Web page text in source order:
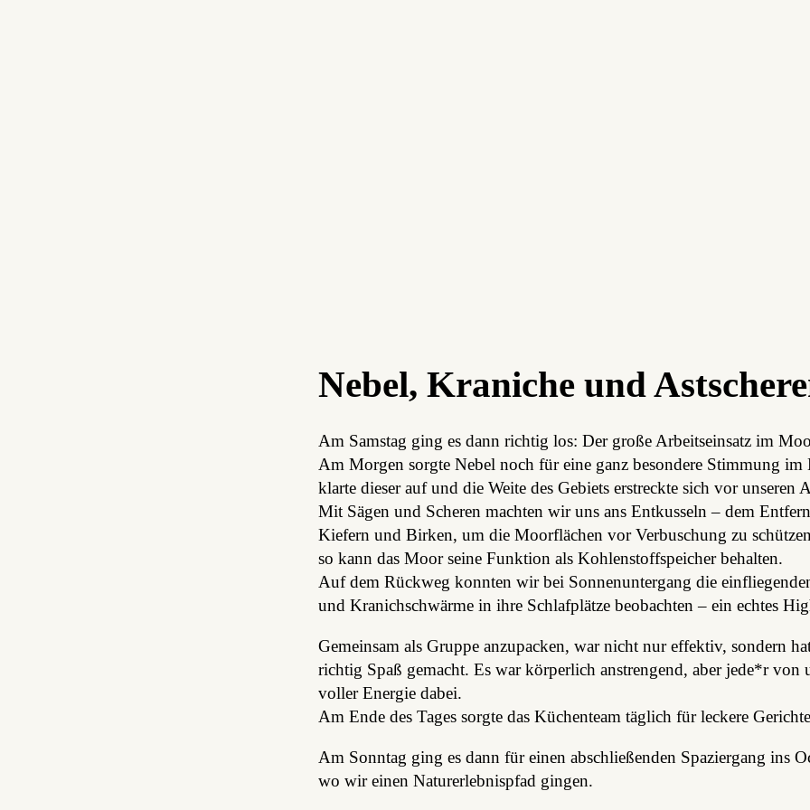
Nebel, Kraniche und
Am Samstag ging es dann richtig los: Der große Arbeitseinsatz im
Am Morgen sorgte Nebel noch für eine ganz besondere Stimmung im
klarte dieser auf und die Weite des Gebiets erstreckte sich vor unseren
Mit Sägen und Scheren machten wir uns ans Entkusseln – dem
Kiefern und Birken, um die Moorflächen vor Verbuschung zu
so kann das Moor seine Funktion als Kohlenstoffspeicher behalten.
Auf dem Rückweg konnten wir bei Sonnenuntergang die
und Kranichschwärme in ihre Schlafplätze beobachten – ein echtes
Gemeinsam als Gruppe anzupacken, war nicht nur effektiv, sondern
richtig Spaß gemacht. Es war körperlich anstrengend, aber jede*r von
voller Energie dabei.
Am Ende des Tages sorgte das Küchenteam täglich für leckere
Am Sonntag ging es dann für einen abschließenden Spaziergang ins
wo wir einen Naturerlebnispfad gingen.